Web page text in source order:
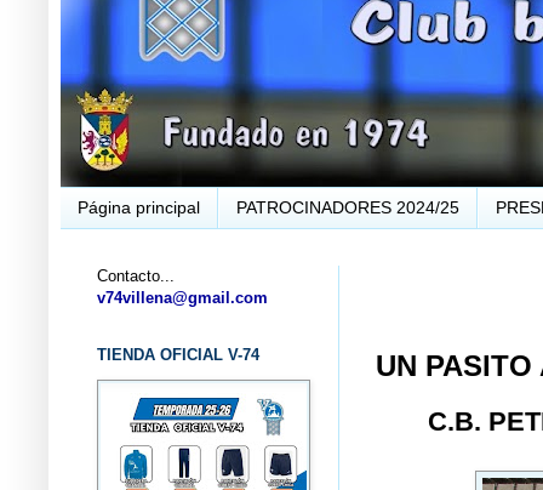
Página principal PATROCINADORES 2024/25
UN
C.B.
Contacto...
v74villena@gmail.com
TIENDA OFICIAL V-74